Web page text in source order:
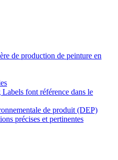
de production de peinture en
font référence dans le
de produit (DEP)
précises et pertinentes